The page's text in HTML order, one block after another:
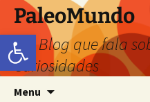
Abrir a barra
PaleoMundo
um Blog que fala
Curiosidades
Menu